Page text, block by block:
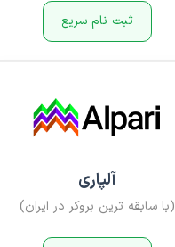
ثبت نام سریع
آلپاری
(با سابقه ترین بروکر در ایران)